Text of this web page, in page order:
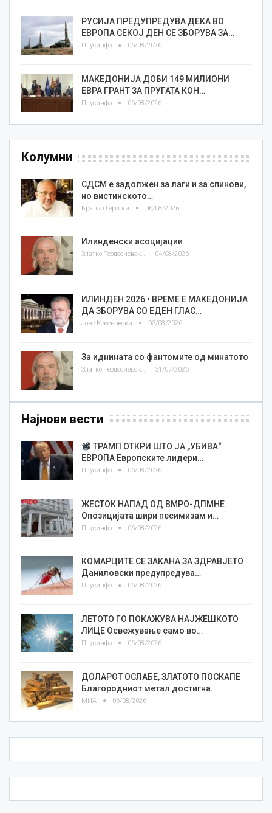
РУСИЈА ПРЕДУПРЕДУВА ДЕКА ВО
ЕВРОПА СЕКОЈ ДЕН СЕ ЗБОРУВА ЗА…
Плусинфо 06/08/2026
МАКЕДОНИЈА ДОБИ 149 МИЛИОНИ
ЕВРА ГРАНТ ЗА ПРУГАТА КОН…
Плусинфо 06/08/2026
Колумни
СДСМ е задолжен за лаги и за спинови,
но вистинското…
Бранко Героски 06/08/2026
Илинденски асоцијации
Златко Теодосиевски 04/08/2026
ИЛИНДЕН 2026 • ВРЕМЕ Е МАКЕДОНИЈА
ДА ЗБОРУВА СО ЕДЕН ГЛАС…
Јове Кекеновски 03/08/2026
За иднината со фантомите од минатото
31/07/2026
Најнови вести
ТРАМП ОТКРИ ШТО ЈА „УБИВА“
ЕВРОПА Европските лидери…
Плусинфо 06/08/2026
ЖЕСТОК НАПАД ОД ВМРО-ДПМНЕ
Опозицијата шири песимизам и…
Плусинфо 06/08/2026
КОМАРЦИТЕ СЕ ЗАКАНА ЗА ЗДРАВЈЕТО
Даниловски предупредува…
Плусинфо 06/08/2026
ЛЕТОТО ГО ПОКАЖУВА НАЈЖЕШКОТО
ЛИЦE Освежување само во…
Плусинфо 06/08/2026
ДОЛАРОТ ОСЛАБЕ, ЗЛАТОТО ПОСКАПЕ
Благородниот метал достигна…
МИА 06/08/2026